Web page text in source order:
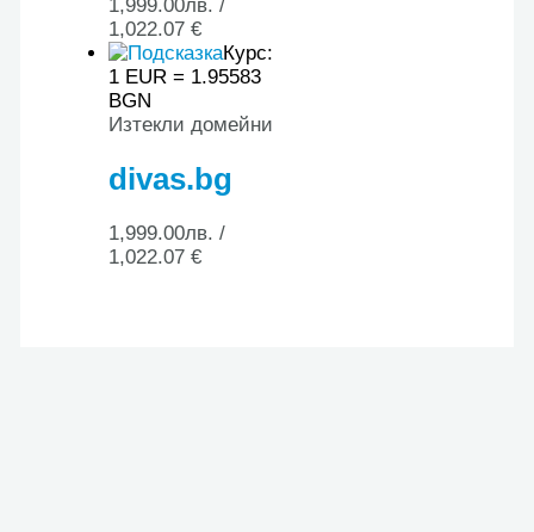
1,999.00лв. /
1,022.07 €
Курс:
1 EUR = 1.95583
BGN
Изтекли домейни
divas.bg
1,999.00лв. /
1,022.07 €